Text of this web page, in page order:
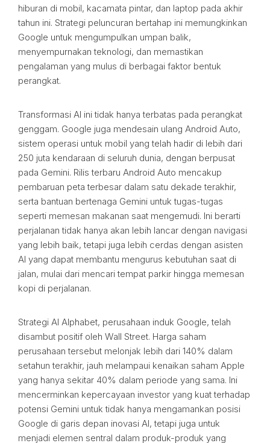
hiburan di mobil, kacamata pintar, dan laptop pada akhir
tahun ini. Strategi peluncuran bertahap ini memungkinkan
Google untuk mengumpulkan umpan balik,
menyempurnakan teknologi, dan memastikan
pengalaman yang mulus di berbagai faktor bentuk
perangkat.
Transformasi AI ini tidak hanya terbatas pada perangkat
genggam. Google juga mendesain ulang Android Auto,
sistem operasi untuk mobil yang telah hadir di lebih dari
250 juta kendaraan di seluruh dunia, dengan berpusat
pada Gemini. Rilis terbaru Android Auto mencakup
pembaruan peta terbesar dalam satu dekade terakhir,
serta bantuan bertenaga Gemini untuk tugas-tugas
seperti memesan makanan saat mengemudi. Ini berarti
perjalanan tidak hanya akan lebih lancar dengan navigasi
yang lebih baik, tetapi juga lebih cerdas dengan asisten
AI yang dapat membantu mengurus kebutuhan saat di
jalan, mulai dari mencari tempat parkir hingga memesan
kopi di perjalanan.
Strategi AI Alphabet, perusahaan induk Google, telah
disambut positif oleh Wall Street. Harga saham
perusahaan tersebut melonjak lebih dari 140% dalam
setahun terakhir, jauh melampaui kenaikan saham Apple
yang hanya sekitar 40% dalam periode yang sama. Ini
mencerminkan kepercayaan investor yang kuat terhadap
potensi Gemini untuk tidak hanya mengamankan posisi
Google di garis depan inovasi AI, tetapi juga untuk
menjadi elemen sentral dalam produk-produk yang